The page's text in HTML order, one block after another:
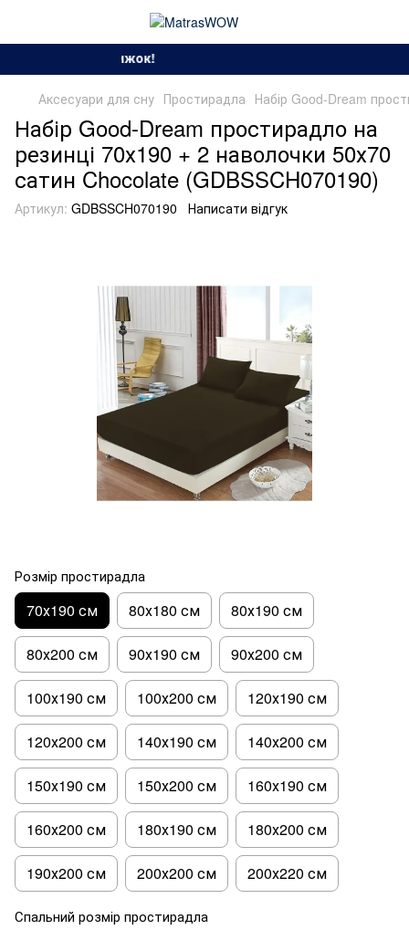
знижок!
Аксесуари для сну Простирадла Набір Good-Dream
Набір Good-Dream простирадло на
резинці 70х190 + 2 наволочки 50х70
сатин Chocolate (GDBSSCH070190)
Артикул: GDBSSCH070190 Написати відгук
Розмір простирадла
70х190 см 80х180 см 80х190 см
80х200 см 90х190 см 90х200 см
100х190 см 100х200 см 120х190 см
120х200 см 140х190 см 140х200 см
150х190 см 150х200 см 160х190 см
160х200 см 180х190 см 180х200 см
190х200 см 200х200 см 200х220 см
Спальний розмір простирадла